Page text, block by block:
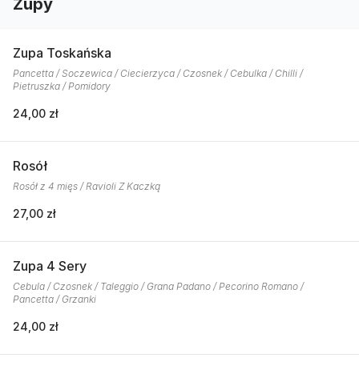
Zupy
Zupa Toskańska
Pancetta / Soczewica / Ciecierzyca / Czosnek / Cebulka / Chilli /
Pietruszka / Pomidory
24,00 zł
Rosół
Rosół z 4 mięs / Ravioli Z Kaczką
27,00 zł
Zupa 4 Sery
Cebula / Czosnek / Taleggio / Grana Padano / Pecorino Romano /
Pancetta / Grzanki
24,00 zł